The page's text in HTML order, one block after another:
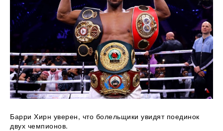
Барри Хирн уверен, что болельщики увидят поединок
двух чемпионов.